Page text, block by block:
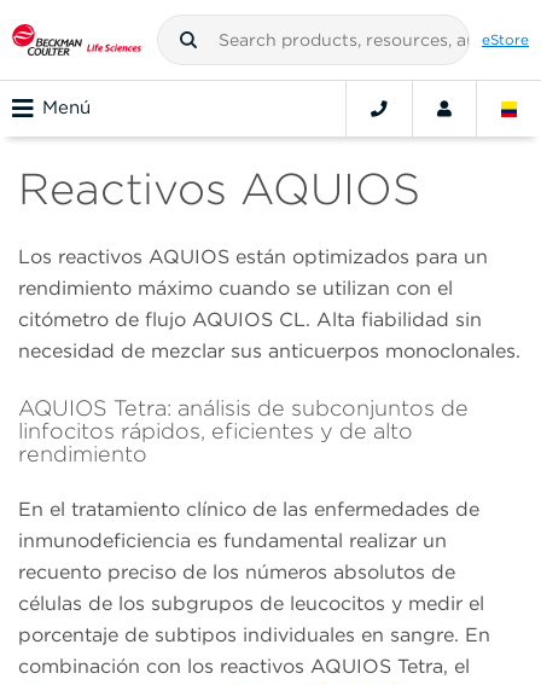
eStore
Menú
Reactivos AQUIOS
Los reactivos AQUIOS están optimizados para un
rendimiento máximo cuando se utilizan con el
citómetro de flujo AQUIOS CL. Alta fiabilidad sin
necesidad de mezclar sus anticuerpos monoclonales.
AQUIOS Tetra: análisis de subconjuntos de
linfocitos rápidos, eficientes y de alto
rendimiento
En el tratamiento clínico de las enfermedades de
inmunodeficiencia es fundamental realizar un
recuento preciso de los números absolutos de
células de los subgrupos de leucocitos y medir el
porcentaje de subtipos individuales en sangre. En
combinación con los reactivos AQUIOS Tetra, el